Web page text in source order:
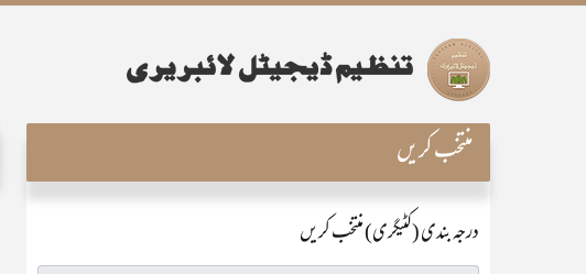
منتخب کریں
درجہ بندی (کٹیگری) منتخب کریں